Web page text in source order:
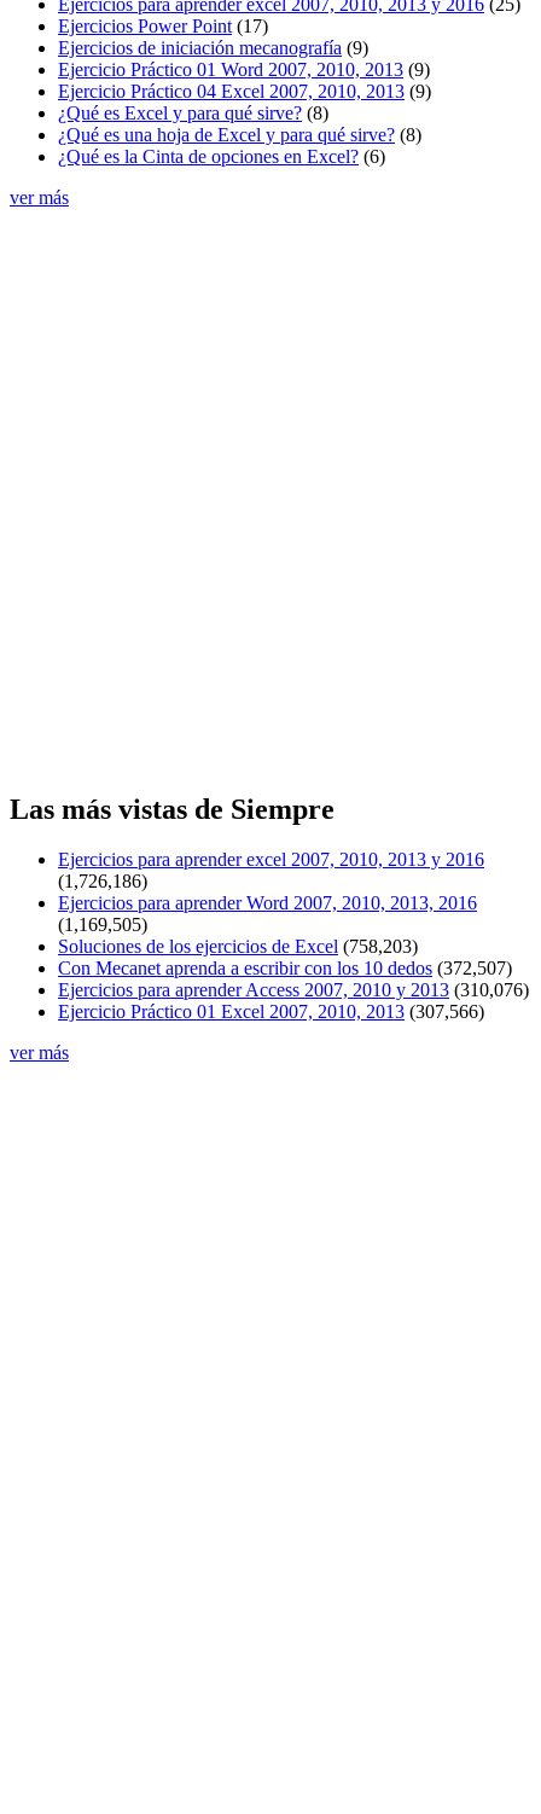
Ejercicios Power Point (17)
Ejercicios de iniciación mecanografía (9)
Ejercicio Práctico 01 Word 2007, 2010, 2013 (9)
Ejercicio Práctico 04 Excel 2007, 2010, 2013 (9)
¿Qué es Excel y para qué sirve? (8)
¿Qué es una hoja de Excel y para qué sirve? (8)
¿Qué es la Cinta de opciones en Excel? (6)
ver más
Las más vistas de Siempre
Ejercicios para aprender excel 2007, 2010, 2013 y 2016
(1,726,186)
Ejercicios para aprender Word 2007, 2010, 2013, 2016
(1,169,505)
Soluciones de los ejercicios de Excel (758,203)
Con Mecanet aprenda a escribir con los 10 dedos (372,507)
Ejercicios para aprender Access 2007, 2010 y 2013 (310,076)
Ejercicio Práctico 01 Excel 2007, 2010, 2013 (307,566)
ver más